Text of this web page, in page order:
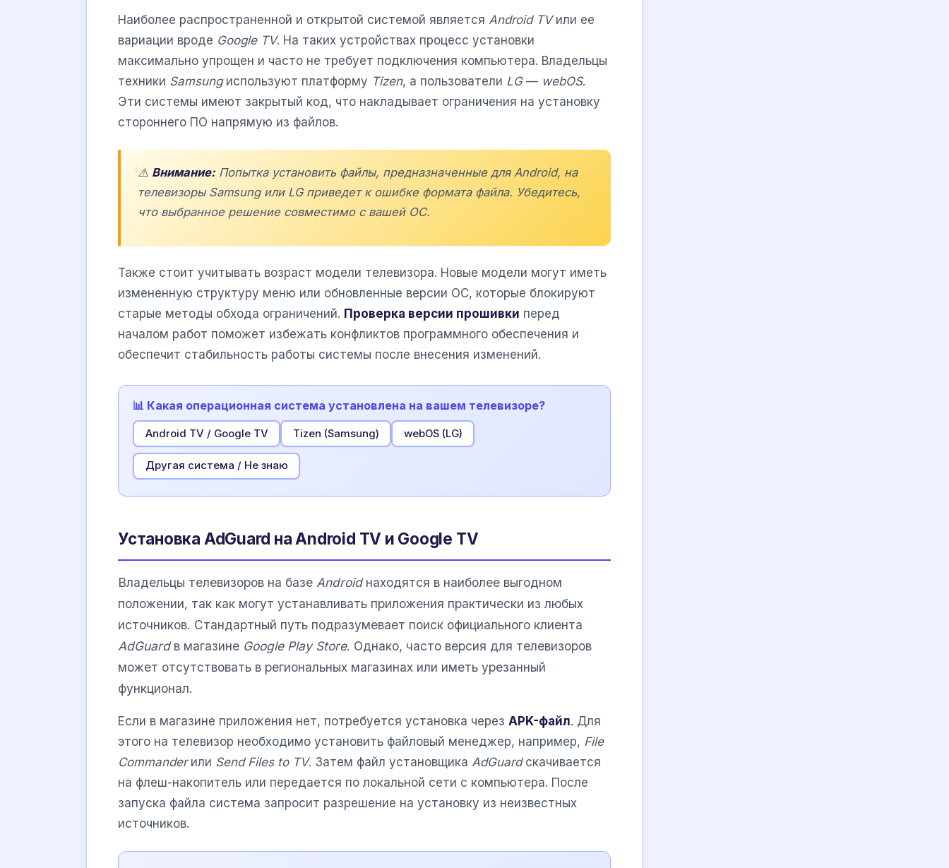
Наиболее распространенной и открытой системой является Android TVили ее
вариации вроде Google TV. На таких устройствах процесс установки
максимально упрощен и часто не требует подключения компьютера. Владельцы
техники Samsungиспользуют платформу Tizen, а пользователи LG— webOS.
Эти системы имеют закрытый код, что накладывает ограничения на установку
стороннего ПО напрямую из файлов.
⚠️ Внимание: Попытка установить файлы, предназначенные для Android, на
телевизоры Samsung или LG приведет к ошибке формата файла. Убедитесь,
что выбранное решение совместимо с вашей ОС.
Также стоит учитывать возраст модели телевизора. Новые модели могут иметь
измененную структуру меню или обновленные версии ОС, которые блокируют
старые методы обхода ограничений. Проверка версии прошивки перед
началом работ поможет избежать конфликтов программного обеспечения и
обеспечит стабильность работы системы после внесения изменений.
📊 Какая операционная система установлена на вашем телевизоре?
Android TV / Google TV Tizen (Samsung) webOS (LG)
Другая система / Не знаю
Установка AdGuard на Android TV и Google TV
Владельцы телевизоров на базе Androidнаходятся в наиболее выгодном
положении, так как могут устанавливать приложения практически из любых
источников. Стандартный путь подразумевает поиск официального клиента
AdGuardв магазине Google Play Store. Однако, часто версия для телевизоров
может отсутствовать в региональных магазинах или иметь урезанный
функционал.
Если в магазине приложения нет, потребуется установка через APK-файл. Для
этого на телевизор необходимо установить файловый менеджер, например, File
Commanderили Send Files to TV. Затем файл установщика AdGuardскачивается
на флеш-накопитель или передается по локальной сети с компьютера. После
запуска файла система запросит разрешение на установку из неизвестных
источников.